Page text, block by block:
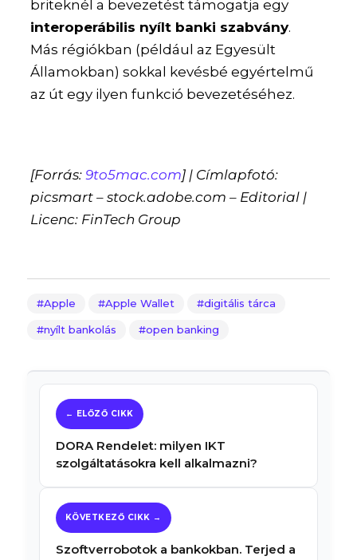
briteknél a bevezetést támogatja egy
interoperábilis nyílt banki szabvány.
Más régiókban (például az Egyesült
Államokban) sokkal kevésbé egyértelmű
az út egy ilyen funkció bevezetéséhez.
[Forrás: 9to5mac.com] | Címlapfotó:
picsmart – stock.adobe.com – Editorial |
Licenc: FinTech Group
Apple Apple Wallet digitális tárca
nyílt bankolás open banking
DORA Rendelet: milyen IKT
szolgáltatásokra kell alkalmazni?
Szoftverrobotok a bankokban. Terjed a